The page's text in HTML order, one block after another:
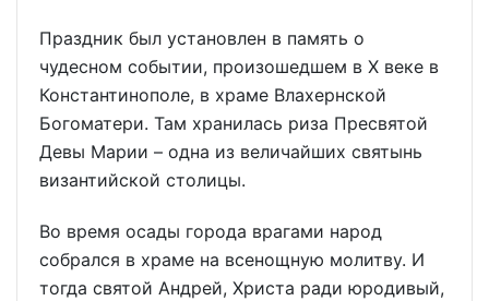
Праздник был установлен в память о
чудесном событии, произошедшем в X веке в
Константинополе, в храме Влахернской
Богоматери. Там хранилась риза Пресвятой
Девы Марии – одна из величайших святынь
византийской столицы.
Во время осады города врагами народ
собрался в храме на всенощную молитву. И
тогда святой Андрей, Христа ради юродивый,